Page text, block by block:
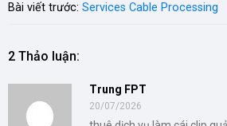
Bài viết trước: Services Cable Processing
2 Thảo luận:
Trung FPT
20/07/2026